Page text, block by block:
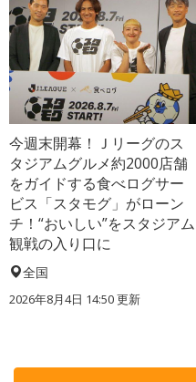
今週末開幕！Ｊリーグのス
タジアムグルメ約2000店舗
をガイドする食べログサー
ビス「スタモグ」がローン
チ！“おいしい”をスタジアム
観戦の入り口に
全国
2026年8月4日 14:50更新